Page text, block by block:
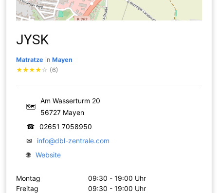
JYSK
Matratze inMayen
★★★★ ☆ (6)
🗺
Am Wasserturm 20
56727 Mayen
☎
02651 7058950
✉
info@dbl-zentrale.com
🌐 Website
Montag
09:30 - 19:00 Uhr
Freitag
09:30 - 19:00 Uhr